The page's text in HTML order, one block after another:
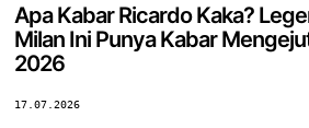
Apa Kabar Ricardo Kaka?
Milan Ini Punya Kabar
2026
17.07.2026